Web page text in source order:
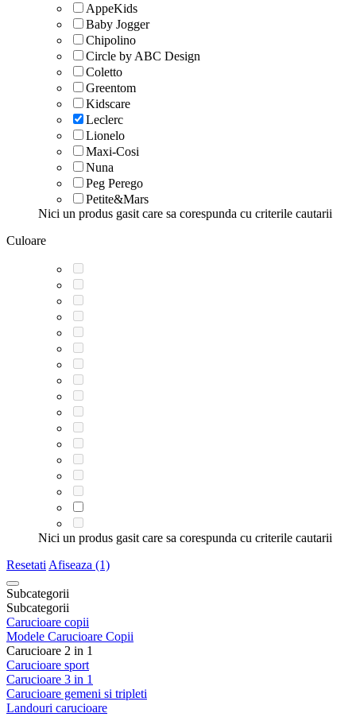
AppeKids
Baby Jogger
Chipolino
Circle by ABC Design
Coletto
Greentom
Kidscare
Leclerc
Lionelo
Maxi-Cosi
Nuna
Peg Perego
Petite&Mars
Nici un produs gasit care sa corespunda cu criterile cautarii
Culoare
Nici un produs gasit care sa corespunda cu criterile cautarii
Resetati Afiseaza (1)
Subcategorii
Subcategorii
Carucioare copii
Modele Carucioare Copii
Carucioare 2 in 1
Carucioare sport
Carucioare 3 in 1
Carucioare gemeni si tripleti
Landouri carucioare